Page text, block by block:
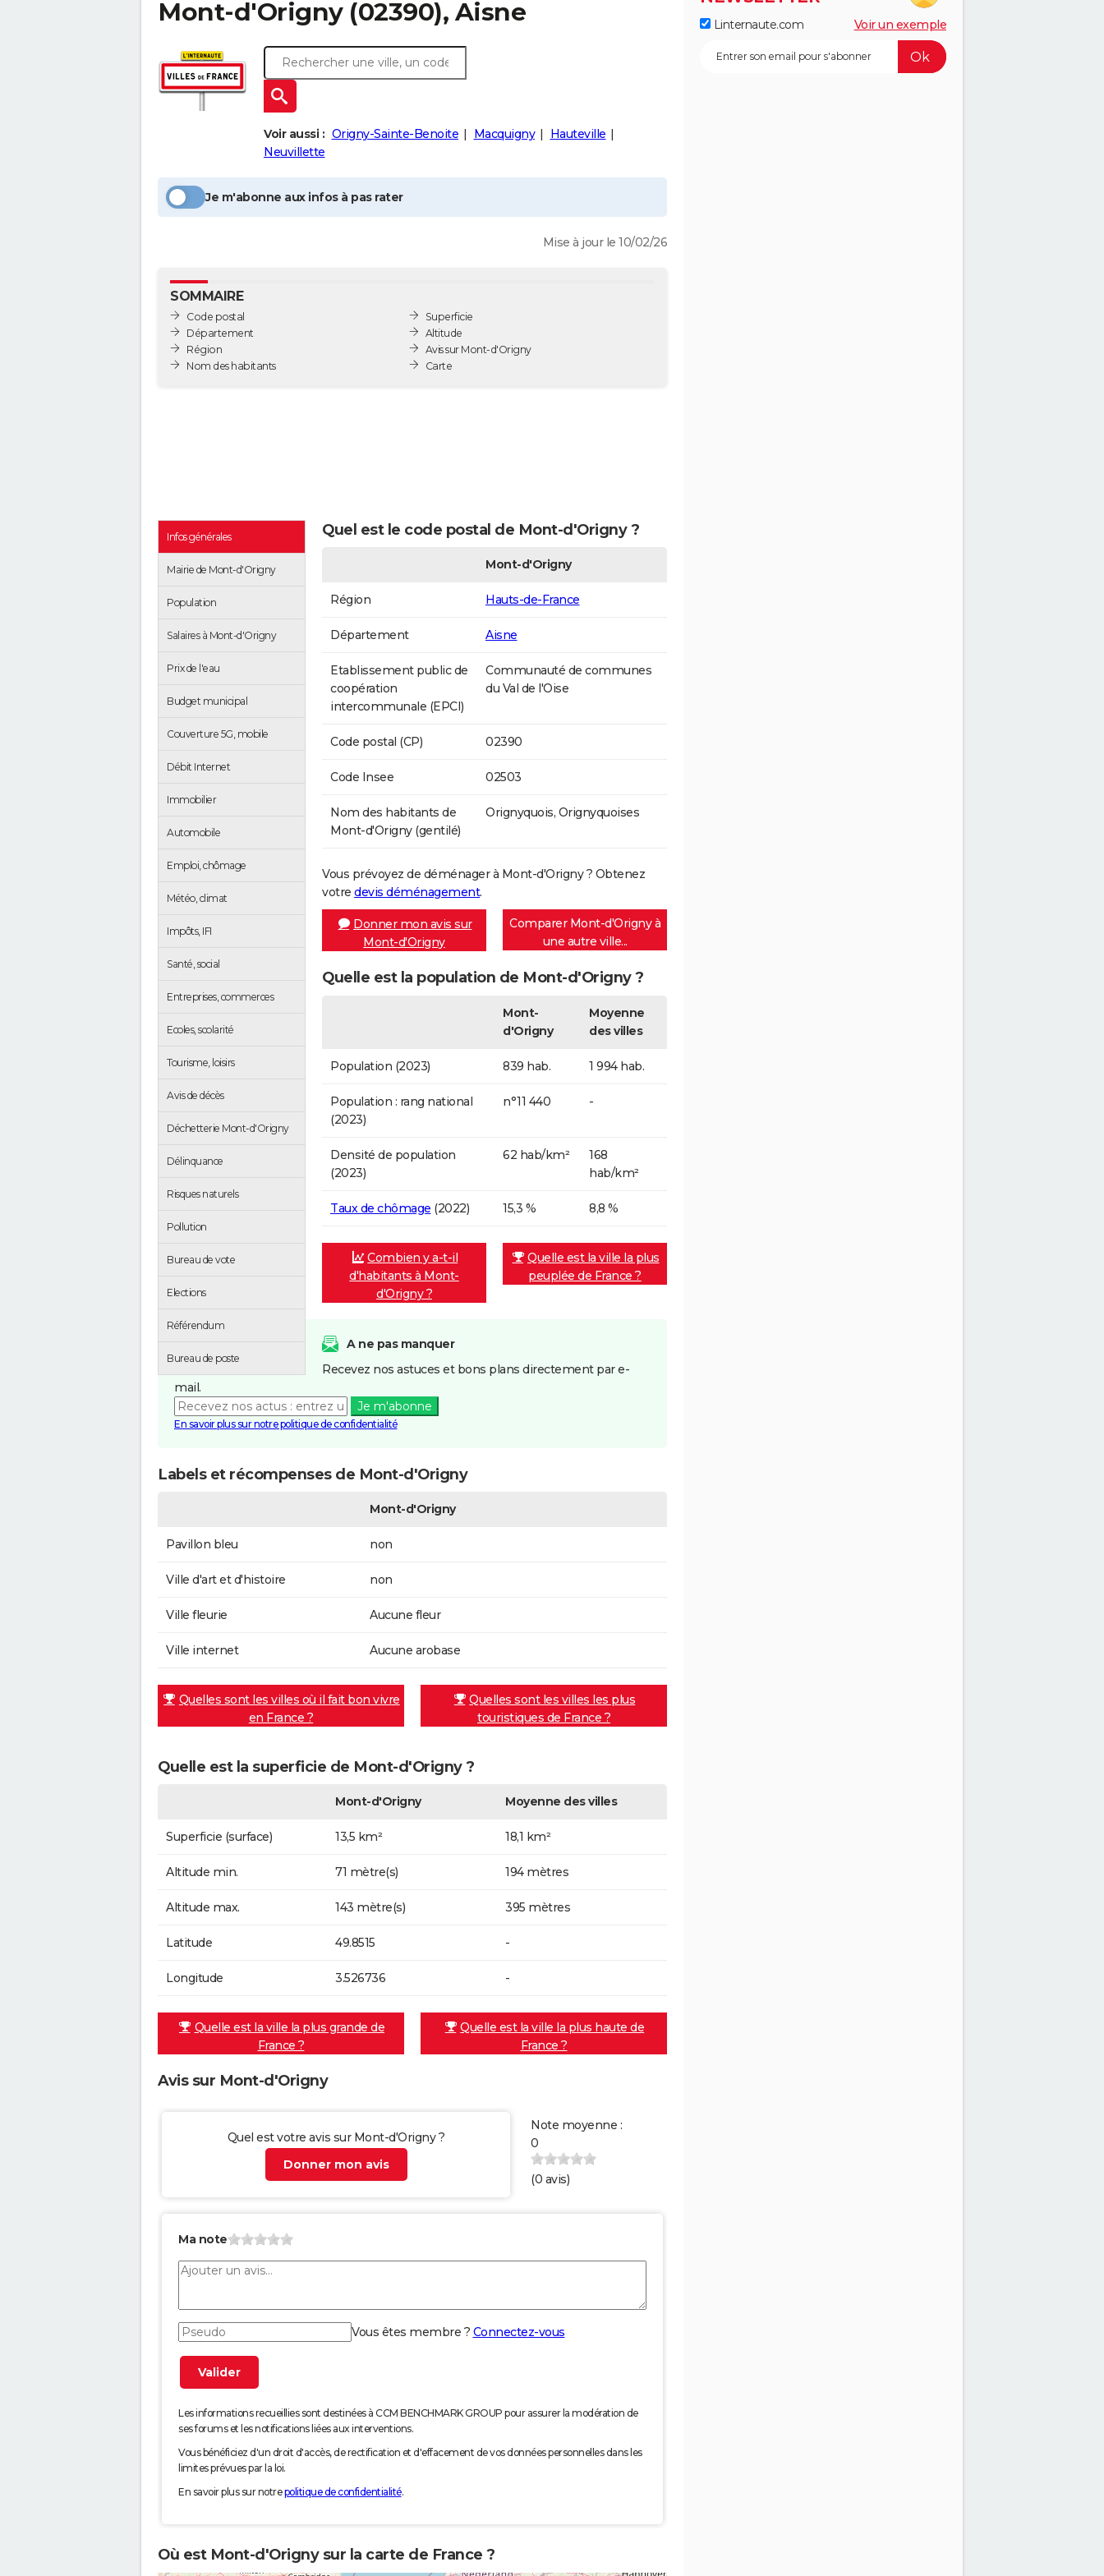
Mont-d'Origny(02390), Aisne
Voir aussi : Origny-Sainte-Benoite Macquigny
Hauteville
Neuvillette
Je m'abonne aux infos à pas rater
Mise à jour le 10/02/26
SOMMAIRE
Code postal
Département
Région
Nom des habitants
Superficie
Altitude
Avis sur Mont-d'Origny
Carte
Infos générales
Mairie de Mont-d'Origny
Population
Salaires à Mont-d'Origny
Prix de l'eau
Budget municipal
Couverture 5G, mobile
Débit Internet
Immobilier
Automobile
Emploi, chômage
Météo, climat
Impôts, IFI
Santé, social
Entreprises, commerces
Ecoles, scolarité
Tourisme, loisirs
Avis de décès
Déchetterie Mont-d'Origny
Délinquance
Risques naturels
Pollution
Bureau de vote
Elections
Référendum
Bureau de poste
Quel est le code postal de Mont-d'Origny ?
Mont-d'Origny
Région Hauts-de-France
Département Aisne
Etablissement public de
coopération
intercommunale (EPCI)
Communauté de communes
du Val de l'Oise
Code postal (CP) 02390
Code Insee 02503
Nom des habitants de
Mont-d'Origny (gentilé)
Orignyquois, Orignyquoises
Vous prévoyez de déménager à Mont-d'Origny ? Obtenez
votre devis déménagement.
Donner mon avis sur
Mont-d'Origny
Comparer Mont-d'Origny à
une autre ville...
Quelle est la population de Mont-d'Origny ?
Mont-
d'Origny
Moyenne
des villes
Population (2023) 839 hab. 1 994 hab.
Population : rang national
(2023)
n°11 440 -
Densité de population
(2023)
62 hab/km²
168
hab/km²
Taux de chômage (2022) 15,3 % 8,8 %
Combien y a-t-il
d'habitants à Mont-
d'Origny ?
Quelle est la ville la plus
peuplée de France ?
A ne pas manquer
Recevez nos astuces et bons plans directement par e-
mail.
Je m'abonne
En savoir plus sur notre politique de confidentialité
Labels et récompenses de Mont-d'Origny
Mont-d'Origny
Pavillon bleu non
Ville d'art et d'histoire non
Ville fleurie Aucune fleur
Ville internet Aucune arobase
Quelles sont les villes où il fait bon vivre
en France ?
Quelles sont les villes les plus
touristiques de France ?
Quelle est la superficie de Mont-d'Origny ?
Mont-d'Origny Moyenne des villes
Superficie (surface) 13,5 km² 18,1 km²
Altitude min. 71 mètre(s) 194 mètres
Altitude max. 143 mètre(s) 395 mètres
Latitude 49.8515 -
Longitude 3.526736 -
Quelle est la ville la plus grande de
France ?
Quelle est la ville la plus haute de
France ?
Avis sur Mont-d'Origny
Quel est votre avis sur Mont-d'Origny ?
Donner mon avis
Note moyenne :
0
(0 avis)
Ma note
Vous êtes membre ? Connectez-vous
Les informations recueillies sont destinées à CCM BENCHMARK GROUP pour assurer la modération de
ses forums et les notifications liées aux interventions.
Vous bénéficiez d'un droit d'accès, de rectification et d'effacement de vos données personnelles dans les
limites prévues par la loi.
En savoir plus sur notrepolitique de confidentialité.
Où est Mont-d'Origny sur la carte de France ?
Linternaute.com Voir un exemple